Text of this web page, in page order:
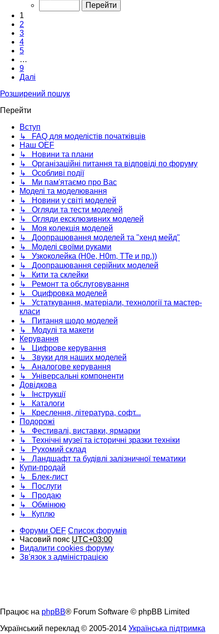
1
2
3
4
5
…
9
Далі
Розширений пошук
Перейти
Вступ
↳ FAQ для моделістів початківців
Наш OEF
↳ Новини та плани
↳ Організаційні питання та відповіді по форуму
↳ Особливі події
↳ Ми пам'ятаємо про Вас
Моделі та моделювання
↳ Новини у світі моделей
↳ Огляди та тести моделей
↳ Огляди ексклюзивних моделей
↳ Моя колекція моделей
↳ Доопрацювання моделей та "хенд мейд"
↳ Моделі своїми руками
↳ Узкоколейка (H0e, H0m, TTe и пр.))
↳ Доопрацювання серійних моделей
↳ Кити та склейки
↳ Ремонт та обслуговування
↳ Оцифровка моделей
↳ Устаткування, матеріали, технології та мастер-
класи
↳ Питання щодо моделей
↳ Модулі та макети
Керування
↳ Цифрове керування
↳ Звуки для наших моделей
↳ Аналогове керування
↳ Універсальні компоненти
Довідкова
↳ Інструкції
↳ Каталоги
↳ Креслення, література, софт...
Подорожі
↳ Фестивалі, виставки, ярмарки
↳ Технічні музеї та історичні зразки техніки
↳ Рухомий склад
↳ Ландшафт та будівлі залізничної тематики
Купи-продай
↳ Блек-лист
↳ Послуги
↳ Продаю
↳ Обмінюю
↳ Куплю
Форуми OEF Список форумів
Часовий пояс UTC+03:00
Видалити cookies форуму
Зв'язок з адміністрацією
Працює на phpBB® Forum Software © phpBB Limited
Український переклад © 2005-2014 Українська підтримка